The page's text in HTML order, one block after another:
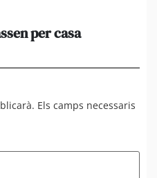
per casa
Els camps necessaris